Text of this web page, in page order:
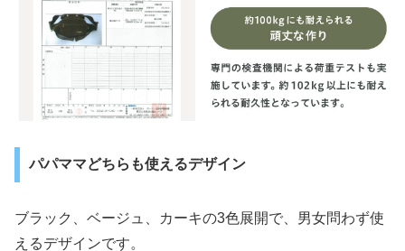
パパママどちらも使えるデザイン
ブラック、ベージュ、カーキの3色展開で、男女問わず使
えるデザインです。